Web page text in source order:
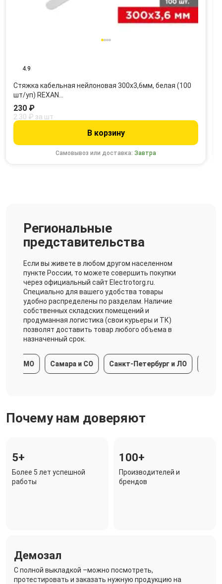
4.9
Стяжка кабельная нейлоновая 300x3,6мм, белая (100
шт/уп) REXAN…
Самовывоз или доставка:Завтра
230 ₽
2.30 ₽ за шт
В корзину
Региональные
представительства
Если вы живете в любом другом населенном
пункте России, то можете совершить покупки
через официальный сайт Electrotorg.ru.
Специально для вашего удобства товары
удобно распределены по разделам. Наличие
собственных складских помещений и
продуманная логистика (свои курьеры и ТК)
позволят доставить товар любого объема в
назначенный срок.
Самара и СО Санкт-Петербург и ЛО
Почему нам доверяют
5+
Более 5 лет успешной
работы
100+
Производителей и
брендов
Демозал
C полной выкладкой –можно посмотреть,
протестировать и заказать нужную продукцию на